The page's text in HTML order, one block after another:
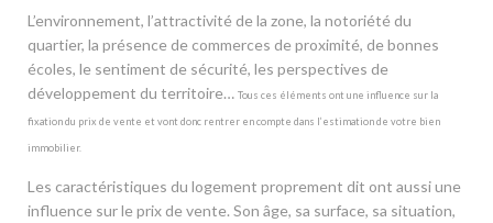
L’environnement, l’attractivité de la zone, la notoriété du
quartier, la présence de commerces de proximité, de bonnes
écoles, le sentiment de sécurité, les perspectives de
développement du territoire… Tous ces éléments ont une influence sur la
fixation du prix de vente et vont donc rentrer en compte dans l’estimation de votre bien
immobilier.
Les caractéristiques du logement proprement dit ont aussi une
influence sur le prix de vente. Son âge, sa surface, sa situation,